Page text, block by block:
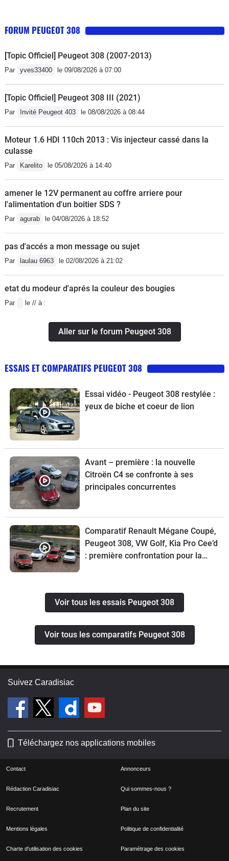
FORUM PEUGEOT 308
[Topic Officiel] Peugeot 308 (2007-2013)
Par yves33400 le 09/08/2026 à 07:00
[Topic Officiel] Peugeot 308 III (2021)
Par Invité Peugeot 403 le 08/08/2026 à 08:44
Moteur 1.6 HDI 110ch 2013 : Vis injecteur cassé dans la
culasse
Par Karelito le 05/08/2026 à 14:40
amener le 12V permanent au coffre arriere pour
l'alimentation d'un boitier SDS ?
Par agurab le 04/08/2026 à 18:52
pas d'accés a mon message ou sujet
Par laulau 6963 le 02/08/2026 à 21:02
etat du modeur d'aprés la couleur des bougies
Par le // à :
Aller sur le forum Peugeot 308
ESSAIS ET COMPARATIFS PEUGEOT 308
Essai vidéo - Peugeot 308 restylée :
yeux de biche et coeur de lion
Avant – première : la nouvelle
Citroën C4 se confronte à ses
principales concurrentes
Comparatif Renault Mégane Coupé,
Peugeot 308, VW Golf, Kia Pro Cee’d
: première confrontation pour la
Voir tous les essais Peugeot 308
Voir tous les comparatifs Peugeot 308
Suivez Caradisiac
Téléchargez nos applications mobiles
Contact Annonceurs
Rédaction Caradisiac Qui sommes-nous ?
Recrutement Plan du site
Mentions légales Politique de confidentialité
Charte d'utilisation des cookies Paramétrage des cookies